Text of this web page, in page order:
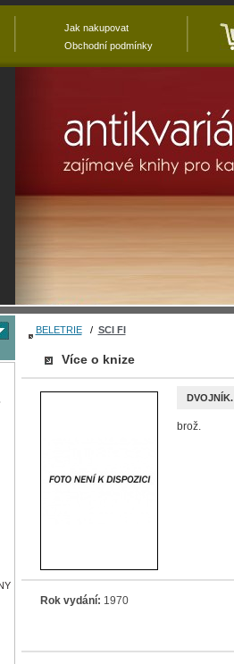
BELETRIE/ SCI FI
Více o knize
brož.
Rok vydání: 1970
Jak nakupovat
Obchodní podmínky